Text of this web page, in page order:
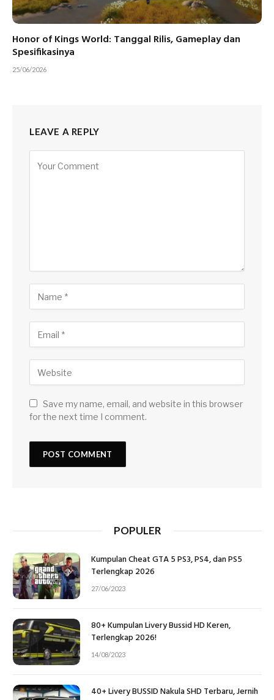
Honor of Kings World: Tanggal Rilis, Gameplay dan
Spesifikasinya
25/06/2026
LEAVE A REPLY
Save my name, email, and website in this browser
for the next time I comment.
POPULER
Kumpulan Cheat GTA 5 PS3, PS4, dan PS5
Terlengkap 2026
27/06/2023
80+ Kumpulan Livery Bussid HD Keren,
Terlengkap 2026!
14/08/2023
40+ Livery BUSSID Nakula SHD Terbaru, Jernih